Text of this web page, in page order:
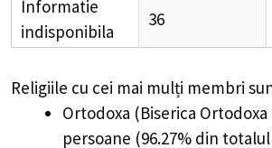
Reformata: 0.00 persoane
populației)
De asemenea 0 persoane
declarat ca fiind Fara religie, Ateu